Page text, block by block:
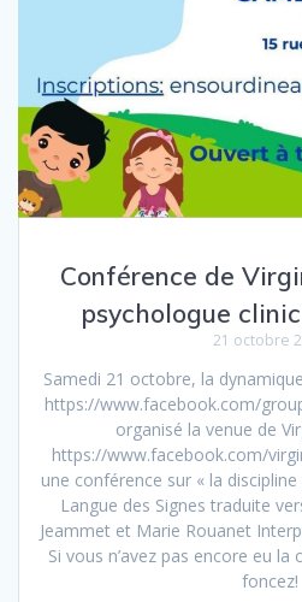
Conférence de
psychologue
21 octobre
Samedi 21 octobre, la
https://www.facebook.com/
organisé la venue de
https://www.facebook.com/
une conférence sur « la
Langue des Signes traduite
Jeammet et Marie Rouanet
Si vous n’avez pas encore eu
foncez!